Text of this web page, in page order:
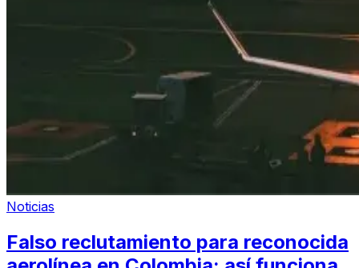
Noticias
Falso reclutamiento para reconocida